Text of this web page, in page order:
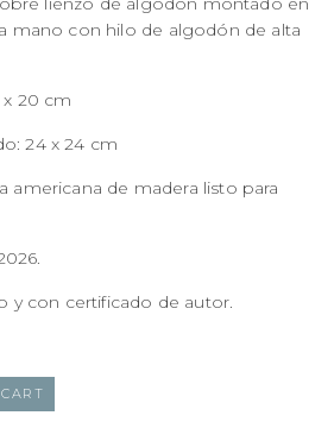
mano con hilo de algodón de alta
20 cm
24 x 24 cm
americana de madera listo para
y con certificado de autor.